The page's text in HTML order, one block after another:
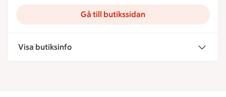
Gå till butikssidan
Visa butiksinfo